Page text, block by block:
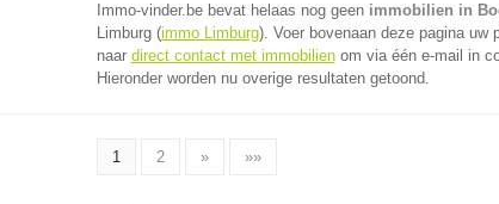
Immo-vinder.be bevat helaas nog geen immobilien in
Limburg (immo Limburg). Voer bovenaan deze pagina
naar direct contact met immobilienom via één e-mail in
Hieronder worden nu overige resultaten getoond.
1 2 » »»